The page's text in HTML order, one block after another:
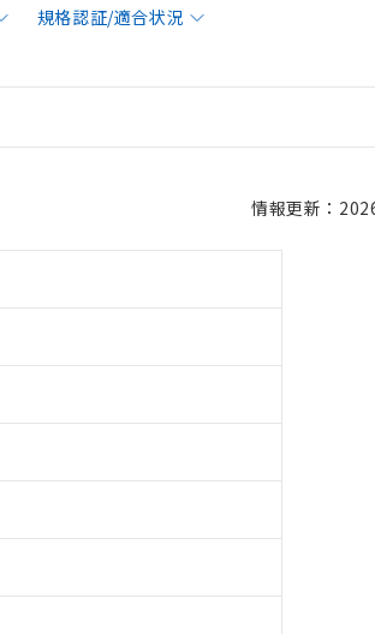
規格認証/適合状況
情報更新：